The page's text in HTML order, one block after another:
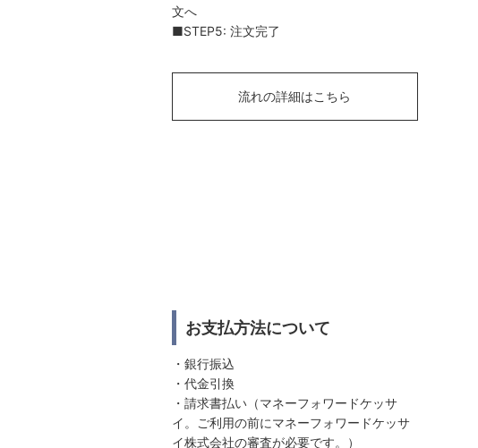
文へ
■STEP5: 注文完了
流れの詳細はこちら
お支払方法について
・銀行振込
・代金引換
・請求書払い（マネーフォワードケッサ
イ。ご利用の前にマネーフォワードケッサ
イ株式会社の審査が必要です。）